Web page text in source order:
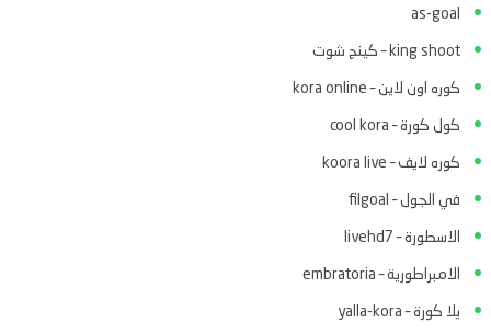
as-goal
king shoot – كينج شوت
كوره اون لاين – kora online
كول كورة – cool kora
كوره لايف – koora live
في الجول – filgoal
الاسطورة – livehd7
الامبراطورية – embratoria
يلا كورة – yalla-kora